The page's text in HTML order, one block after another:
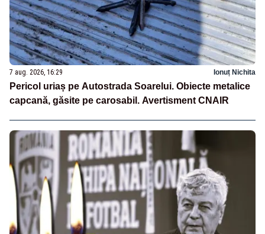
7 aug. 2026, 16:29 Ionuț Nichita
Pericol uriaș pe Autostrada Soarelui. Obiecte metalice
capcană, găsite pe carosabil. Avertisment CNAIR